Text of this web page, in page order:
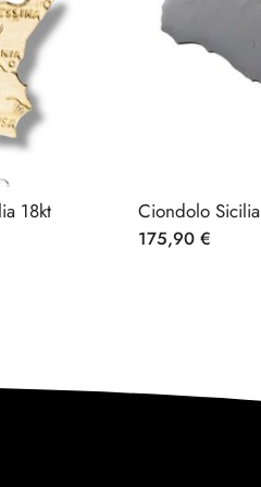
18kt Ciondolo
175,90 €